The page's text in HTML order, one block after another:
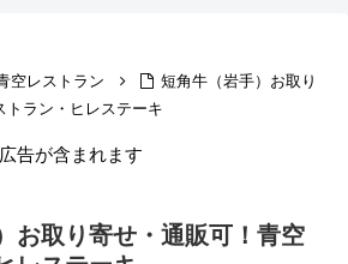
空レストラン
短角牛（岩手）お取り
トラン・ヒレステーキ
告が含まれます
お取り寄せ・通販可！青空